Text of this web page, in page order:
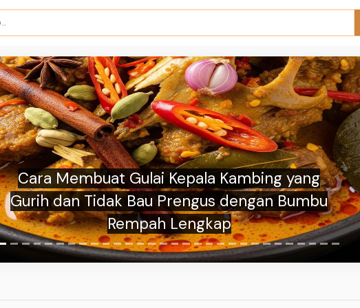
Rekomendasi Phone Holder Motor yang Kokoh
dan Aman untuk Temani Aktivitas Driver Online